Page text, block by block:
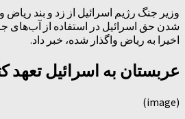
وزیر جنگ رژیم اسرائیل از زد و بند ریاض
شدن حق اسرائیل در استفاده از
اخیرا به ریاض واگذار شده، خبر داد.
عربستان به اسرائیل تعهد
(image)